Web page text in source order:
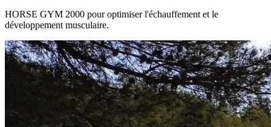
HORSE GYM 2000 pour optimiser l'échauffement et le
développement musculaire.